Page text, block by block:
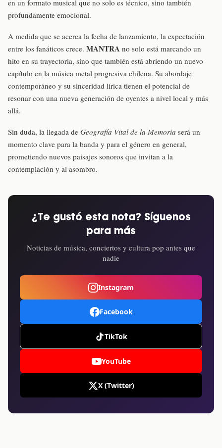
en un formato musical que no solo es técnico, sino también
profundamente emocional.
A medida que se acerca la fecha de lanzamiento, la expectación
entre los fanáticos crece. MANTRA no solo está marcando un
hito en su trayectoria, sino que también está abriendo un nuevo
capítulo en la música metal progresiva chilena. Su abordaje
contemporáneo y su sinceridad lírica tienen el potencial de
resonar con una nueva generación de oyentes a nivel local y más
allá.
Sin duda, la llegada de Geografía Vital de la Memoria será un
momento clave para la banda y para el género en general,
prometiendo nuevos paisajes sonoros que invitan a la
contemplación y al asombro.
¿Te gustó esta nota? Síguenos
para más
Noticias de música, conciertos y cultura pop antes que
nadie
Instagram
Facebook
TikTok
YouTube
X (Twitter)